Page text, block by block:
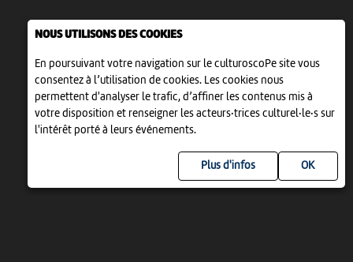
NOUS UTILISONS DES COOKIES
En poursuivant votre navigation sur le culturoscoPe site vous
consentez à l’utilisation de cookies. Les cookies nous
permettent d'analyser le trafic, d’affiner les contenus mis à
votre disposition et renseigner les acteurs·trices culturel·le·s sur
l'intérêt porté à leurs événements.
Plus d'infos